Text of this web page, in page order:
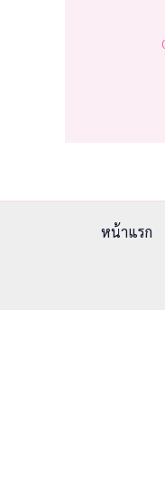
หน้าแรก